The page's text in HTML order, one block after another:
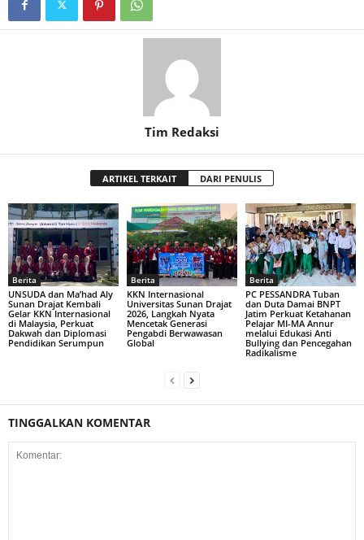
Tim Redaksi
ARTIKEL TERKAIT DARI PENULIS
Berita
UNSUDA dan Ma’had Aly
Sunan Drajat Kembali
Gelar KKN Internasional
di Malaysia, Perkuat
Dakwah dan Diplomasi
Pendidikan Serumpun
Berita
KKN Internasional
Universitas Sunan Drajat
2026, Langkah Nyata
Mencetak Generasi
Pengabdi Berwawasan
Global
Berita
PC PESSANDRA Tuban
dan Duta Damai BNPT
Jatim Perkuat Ketahanan
Pelajar MI-MA Annur
melalui Edukasi Anti
Bullying dan Pencegahan
Radikalisme
TINGGALKAN KOMENTAR